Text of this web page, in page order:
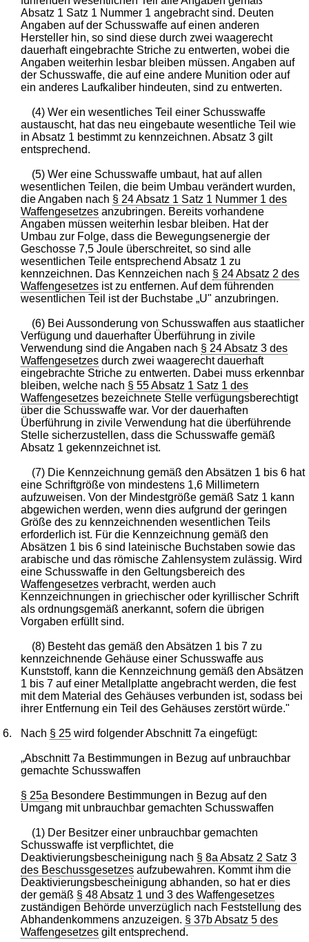
Absatz 1 Satz 1 Nummer 1 angebracht sind. Deuten
Angaben auf der Schusswaffe auf einen anderen
Hersteller hin, so sind diese durch zwei waagerecht
dauerhaft eingebrachte Striche zu entwerten, wobei die
Angaben weiterhin lesbar bleiben müssen. Angaben auf
der Schusswaffe, die auf eine andere Munition oder auf
ein anderes Laufkaliber hindeuten, sind zu entwerten.
(4) Wer ein wesentliches Teil einer Schusswaffe
austauscht, hat das neu eingebaute wesentliche Teil wie
in Absatz 1 bestimmt zu kennzeichnen. Absatz 3 gilt
entsprechend.
(5) Wer eine Schusswaffe umbaut, hat auf allen
wesentlichen Teilen, die beim Umbau verändert wurden,
die Angaben nach § 24 Absatz 1 Satz 1 Nummer 1 des
Waffengesetzes anzubringen. Bereits vorhandene
Angaben müssen weiterhin lesbar bleiben. Hat der
Umbau zur Folge, dass die Bewegungsenergie der
Geschosse 7,5 Joule überschreitet, so sind alle
wesentlichen Teile entsprechend Absatz 1 zu
kennzeichnen. Das Kennzeichen nach § 24 Absatz 2 des
Waffengesetzes ist zu entfernen. Auf dem führenden
wesentlichen Teil ist der Buchstabe „U" anzubringen.
(6) Bei Aussonderung von Schusswaffen aus staatlicher
Verfügung und dauerhafter Überführung in zivile
Verwendung sind die Angaben nach § 24 Absatz 3 des
Waffengesetzes durch zwei waagerecht dauerhaft
eingebrachte Striche zu entwerten. Dabei muss erkennbar
bleiben, welche nach § 55 Absatz 1 Satz 1 des
Waffengesetzes bezeichnete Stelle verfügungsberechtigt
über die Schusswaffe war. Vor der dauerhaften
Überführung in zivile Verwendung hat die überführende
Stelle sicherzustellen, dass die Schusswaffe gemäß
Absatz 1 gekennzeichnet ist.
(7) Die Kennzeichnung gemäß den Absätzen 1 bis 6 hat
eine Schriftgröße von mindestens 1,6 Millimetern
aufzuweisen. Von der Mindestgröße gemäß Satz 1 kann
abgewichen werden, wenn dies aufgrund der geringen
Größe des zu kennzeichnenden wesentlichen Teils
erforderlich ist. Für die Kennzeichnung gemäß den
Absätzen 1 bis 6 sind lateinische Buchstaben sowie das
arabische und das römische Zahlensystem zulässig. Wird
eine Schusswaffe in den Geltungsbereich des
Waffengesetzes verbracht, werden auch
Kennzeichnungen in griechischer oder kyrillischer Schrift
als ordnungsgemäß anerkannt, sofern die übrigen
Vorgaben erfüllt sind.
(8) Besteht das gemäß den Absätzen 1 bis 7 zu
kennzeichnende Gehäuse einer Schusswaffe aus
Kunststoff, kann die Kennzeichnung gemäß den Absätzen
1 bis 7 auf einer Metallplatte angebracht werden, die fest
mit dem Material des Gehäuses verbunden ist, sodass bei
ihrer Entfernung ein Teil des Gehäuses zerstört würde."
6. Nach § 25 wird folgender Abschnitt 7a eingefügt:
„Abschnitt 7a Bestimmungen in Bezug auf unbrauchbar
gemachte Schusswaffen
§ 25a Besondere Bestimmungen in Bezug auf den
Umgang mit unbrauchbar gemachten Schusswaffen
(1) Der Besitzer einer unbrauchbar gemachten
Schusswaffe ist verpflichtet, die
Deaktivierungsbescheinigung nach § 8a Absatz 2 Satz 3
des Beschussgesetzes aufzubewahren. Kommt ihm die
Deaktivierungsbescheinigung abhanden, so hat er dies
der gemäß § 48 Absatz 1 und 3 des Waffengesetzes
zuständigen Behörde unverzüglich nach Feststellung des
Abhandenkommens anzuzeigen. § 37b Absatz 5 des
Waffengesetzes gilt entsprechend.